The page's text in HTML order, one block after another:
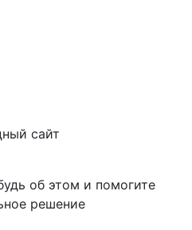
сайт
об этом и помогите
решение